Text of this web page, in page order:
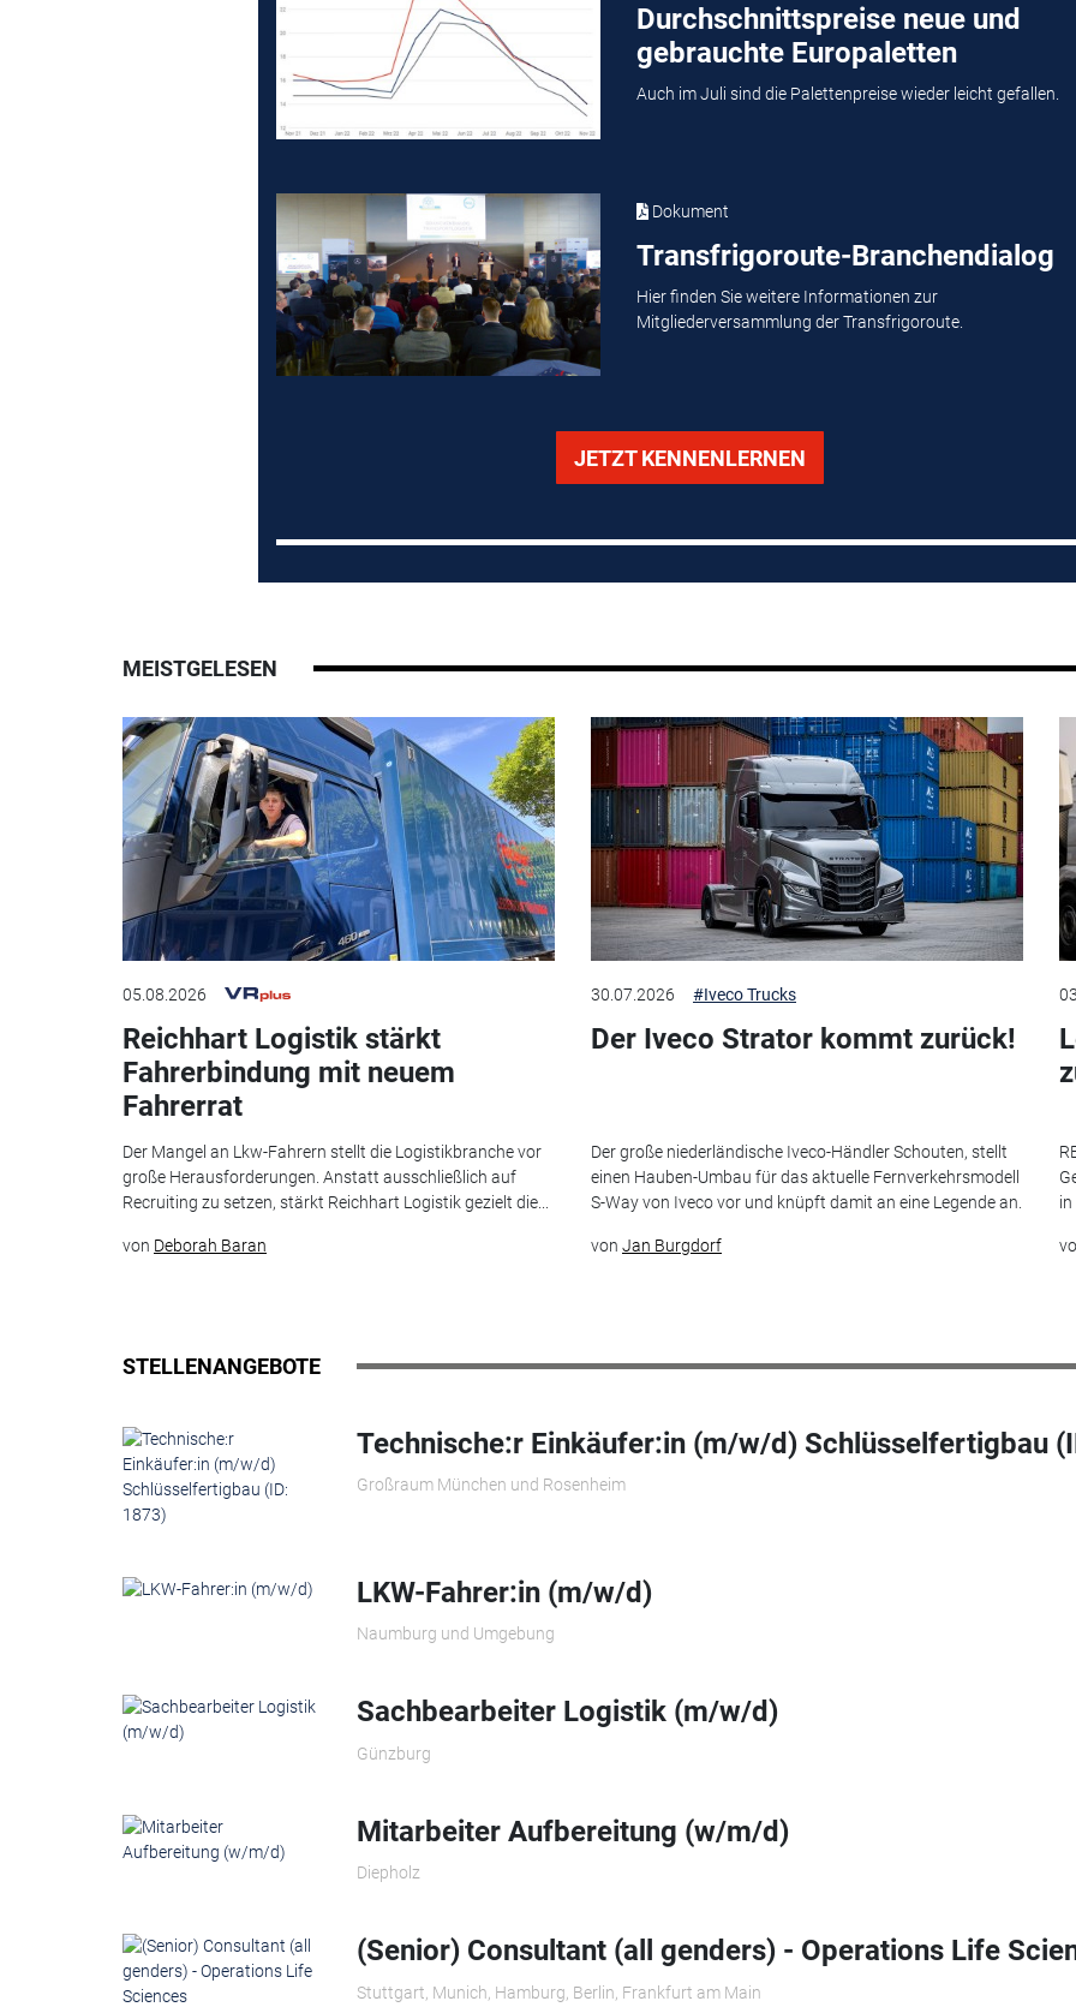
Durchschnittspreise neue und
gebrauchte Europaletten
Auch im Juli sind die Palettenpreise wieder leicht gefallen.
Dokument
Transfrigoroute-Branchendialog
Hier finden Sie weitere Informationen zur
Mitgliederversammlung der Transfrigoroute.
JETZT KENNENLERNEN
MEISTGELESEN
05.08.2026
Reichhart Logistik stärkt
Fahrerbindung mit neuem
Fahrerrat
Der Mangel an Lkw-Fahrern stellt die Logistikbranche vor
große Herausforderungen. Anstatt ausschließlich auf
Recruiting zu setzen, stärkt Reichhart Logistik gezielt die...
von Deborah Baran
30.07.2026 #Iveco Trucks
Der Iveco Strator kommt zurück!
Der große niederländische Iveco-Händler Schouten, stellt
einen Hauben-Umbau für das aktuelle Fernverkehrsmodell
S-Way von Iveco vor und knüpft damit an eine Legende an.
von Jan Burgdorf
in
STELLENANGEBOTE
Technische:r Einkäufer:in (m/w/d) Schlüsselfertigbau
Großraum München und Rosenheim
LKW-Fahrer:in (m/w/d)
Naumburg und Umgebung
Sachbearbeiter Logistik (m/w/d)
Günzburg
Mitarbeiter Aufbereitung (w/m/d)
Diepholz
(Senior) Consultant (all genders) - Operations Life
Stuttgart, Munich, Hamburg, Berlin, Frankfurt am Main